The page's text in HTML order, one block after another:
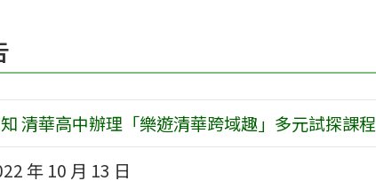
清華高中辦理「樂遊清華跨域趣」多元試探課程
年 10 月 13 日